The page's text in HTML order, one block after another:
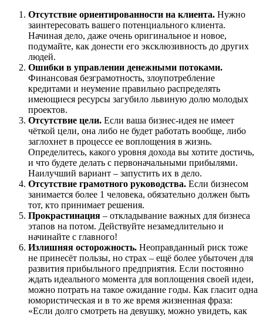
Отсутствие ориентированности на клиента. Нужно
заинтересовать вашего потенциального клиента.
Начиная дело, даже очень оригинальное и новое,
подумайте, как донести его эксклюзивность до других
людей.
Ошибки в управлении денежными потоками.
Финансовая безграмотность, злоупотребление
кредитами и неумение правильно распределять
имеющиеся ресурсы загубило львиную долю молодых
проектов.
Отсутствие цели. Если ваша бизнес-идея не имеет
чёткой цели, она либо не будет работать вообще, либо
заглохнет в процессе ее воплощения в жизнь.
Определитесь, какого уровня дохода вы хотите достичь,
и что будете делать с первоначальными прибылями.
Наилучший вариант – запустить их в дело.
Отсутствие грамотного руководства. Если бизнесом
занимается более 1 человека, обязательно должен быть
тот, кто принимает решения.
Прокрастинация – откладывание важных для бизнеса
этапов на потом. Действуйте незамедлительно и
начинайте с главного!
Излишняя осторожность. Неоправданный риск тоже
не принесёт пользы, но страх – ещё более убыточен для
развития прибыльного предприятия. Если постоянно
ждать идеального момента для воплощения своей идеи,
можно потрать на такое ожидание годы. Как гласит одна
юмористическая и в то же время жизненная фраза:
«Если долго смотреть на девушку, можно увидеть, как